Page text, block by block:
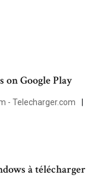
Google Play
- Telecharger.com
à télécharger